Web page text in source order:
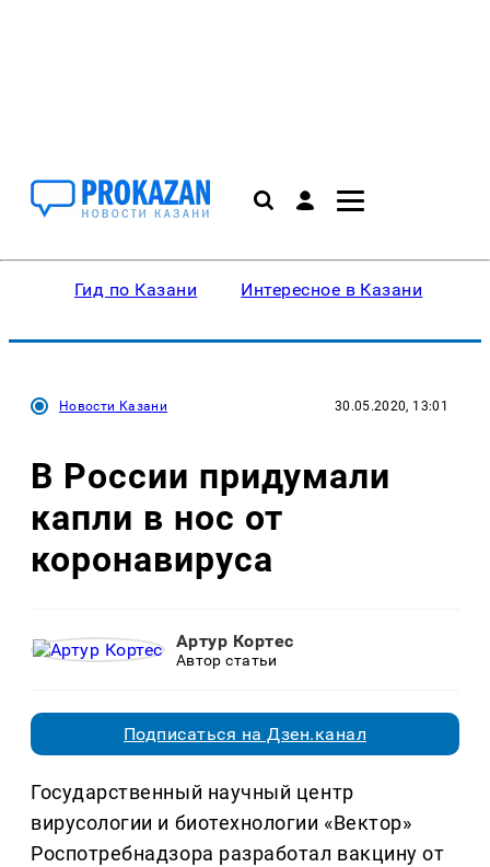
Гид по Казани Интересное в Казани
Новости Казани 30.05.2020, 13:01
В России придумали
капли в нос от
коронавируса
Артур Кортес
Автор статьи
Подписаться на Дзен.канал
Государственный научный центр
вирусологии и биотехнологии «Вектор»
Роспотребнадзора разработал вакцину от